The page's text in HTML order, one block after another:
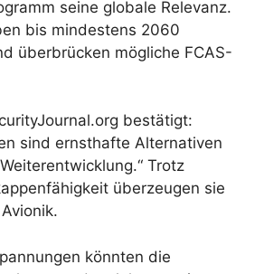
seine globale Relevanz.
bis mindestens 2060
überbrücken mögliche FCAS-
bestätigt:
sind ernsthafte Alternativen
Trotz
überzeugen sie
könnten die